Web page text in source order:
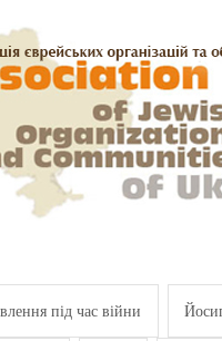
під час війни